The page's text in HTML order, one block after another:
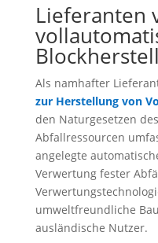
Lieferanten
Als namhafter
zur Herstellung von
den Naturgesetzen
Abfallressourcen
angelegte
Verwertung fester
umweltfreundliche
ausländische Nutzer.